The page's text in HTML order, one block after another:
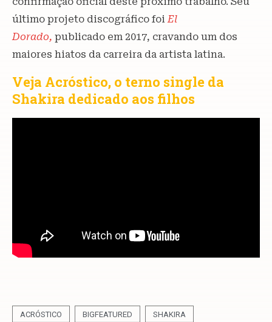
último projeto discográfico foiEl
Dorado, publicado em 2017, cravando um dos
maiores hiatos da carreira da artista latina.
Veja Acróstico, o terno single da
Shakira dedicado aos filhos
ACRÓSTICO BIGFEATURED SHAKIRA